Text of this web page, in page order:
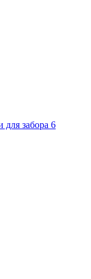
забора 6